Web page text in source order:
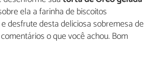
ela a farinha de biscoitos
desfrute desta deliciosa sobremesa de
o que você achou. Bom